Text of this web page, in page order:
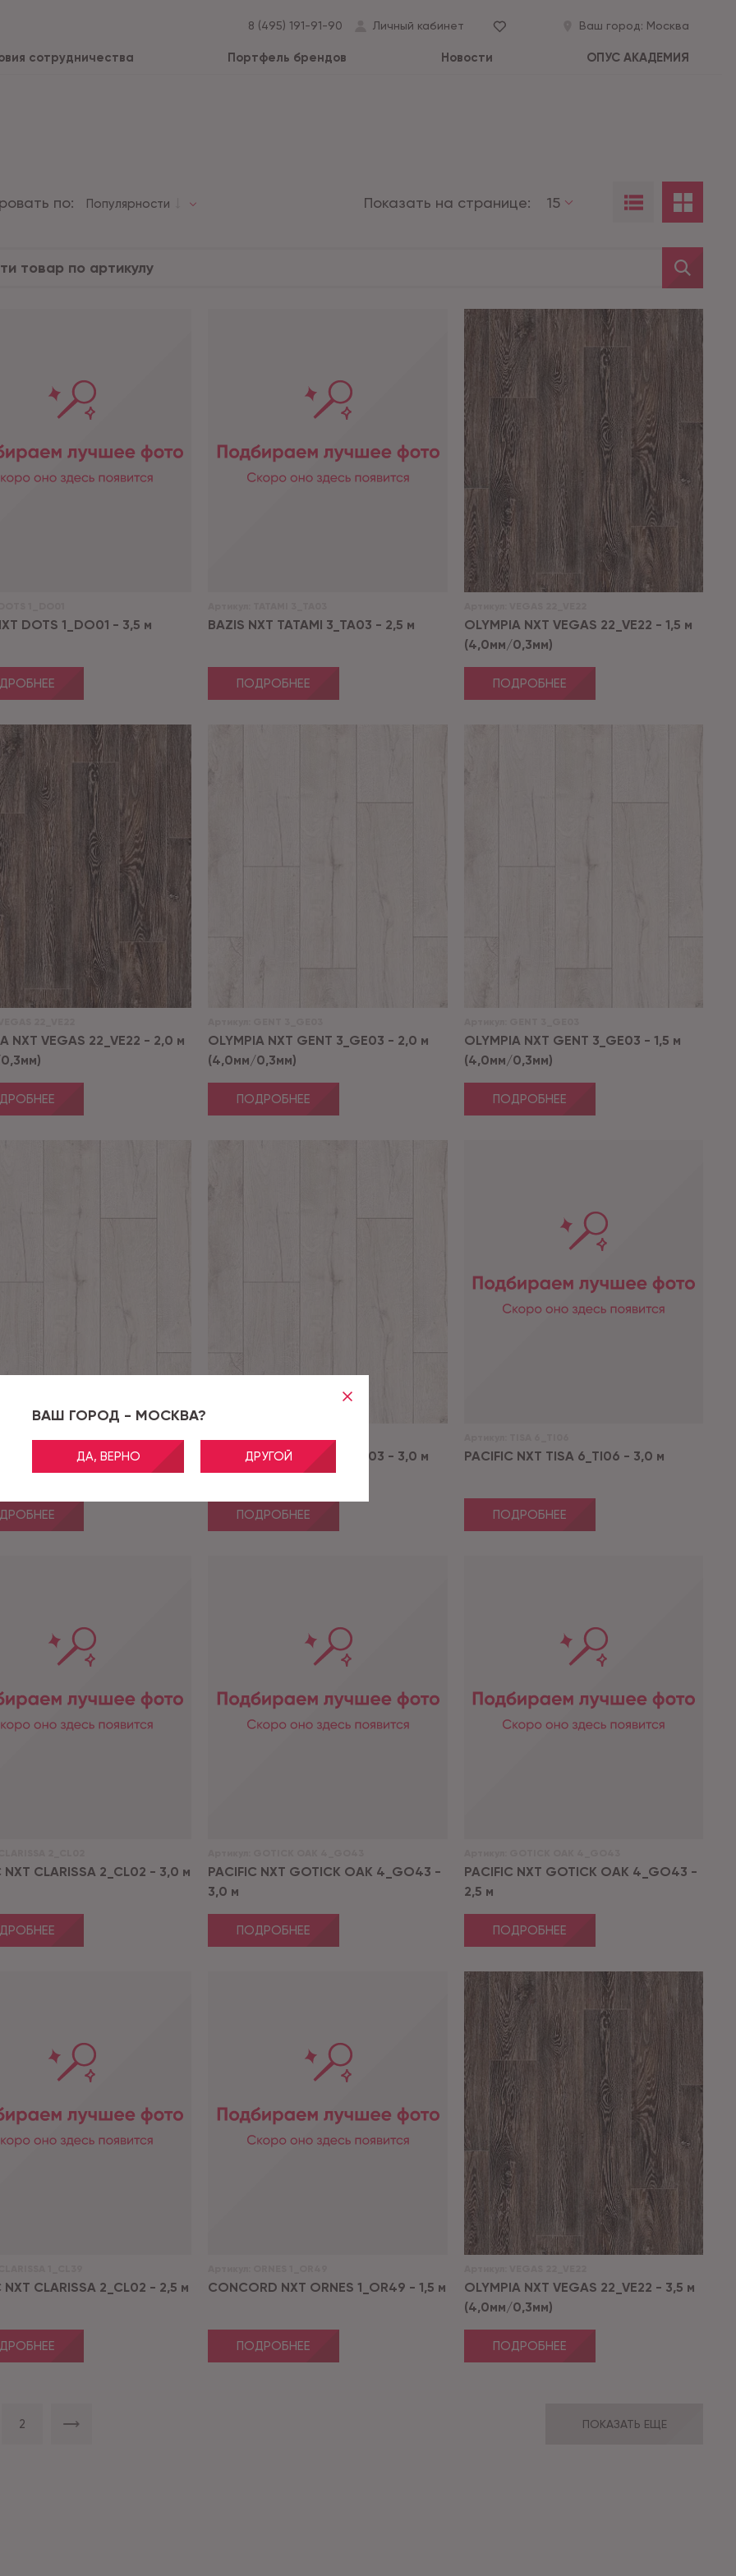
ВАШ ГОРОД - МОСКВА?
ДА, ВЕРНО ДРУГОЙ
8 (495) 191-91-90 Личный кабинет Ваш город: Москва
сотрудничества Портфель брендов Новости ОПУС АКАДЕМИЯ
по: Популярности Показать на странице: 15
DOTS 1_DO01 - 3,5 м BAZIS NXT TATAMI 3_TA03 - 2,5 м
ПОДРОБНЕЕ
OLYMPIA NXT VEGAS 22_VE22 - 1,5 м
(4,0мм/0,3мм)
ПОДРОБНЕЕ
NXT VEGAS 22_VE22 - 2,0 м
OLYMPIA NXT GENT 3_GE03 - 2,0 м
(4,0мм/0,3мм)
ПОДРОБНЕЕ
OLYMPIA NXT GENT 3_GE03 - 1,5 м
(4,0мм/0,3мм)
ПОДРОБНЕЕ
GENT 3_GE03
NXT GENT 3_GE03 - 3,5 м
Артикул: GENT 3_GE03
OLYMPIA NXT GENT 3_GE03 - 3,0 м
(4,0мм/0,3мм)
ПОДРОБНЕЕ
PACIFIC NXT TISA 6_TI06 - 3,0 м
ПОДРОБНЕЕ
NXT CLARISSA 2_CL02 - 3,0 м
PACIFIC NXT GOTICK OAK 4_GO43 -
3,0 м
ПОДРОБНЕЕ
PACIFIC NXT GOTICK OAK 4_GO43 -
2,5 м
ПОДРОБНЕЕ
NXT CLARISSA 2_CL02 - 2,5 м CONCORD NXT ORNES 1_OR49 - 1,5 м
ПОДРОБНЕЕ
OLYMPIA NXT VEGAS 22_VE22 - 3,5 м
(4,0мм/0,3мм)
ПОДРОБНЕЕ
2 ПОКАЗАТЬ ЕЩЕ